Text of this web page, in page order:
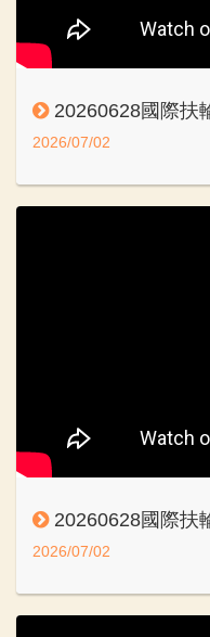
20260628國際扶輪跨地區
2026/07/02
20260628國際扶輪跨地區公
2026/07/02